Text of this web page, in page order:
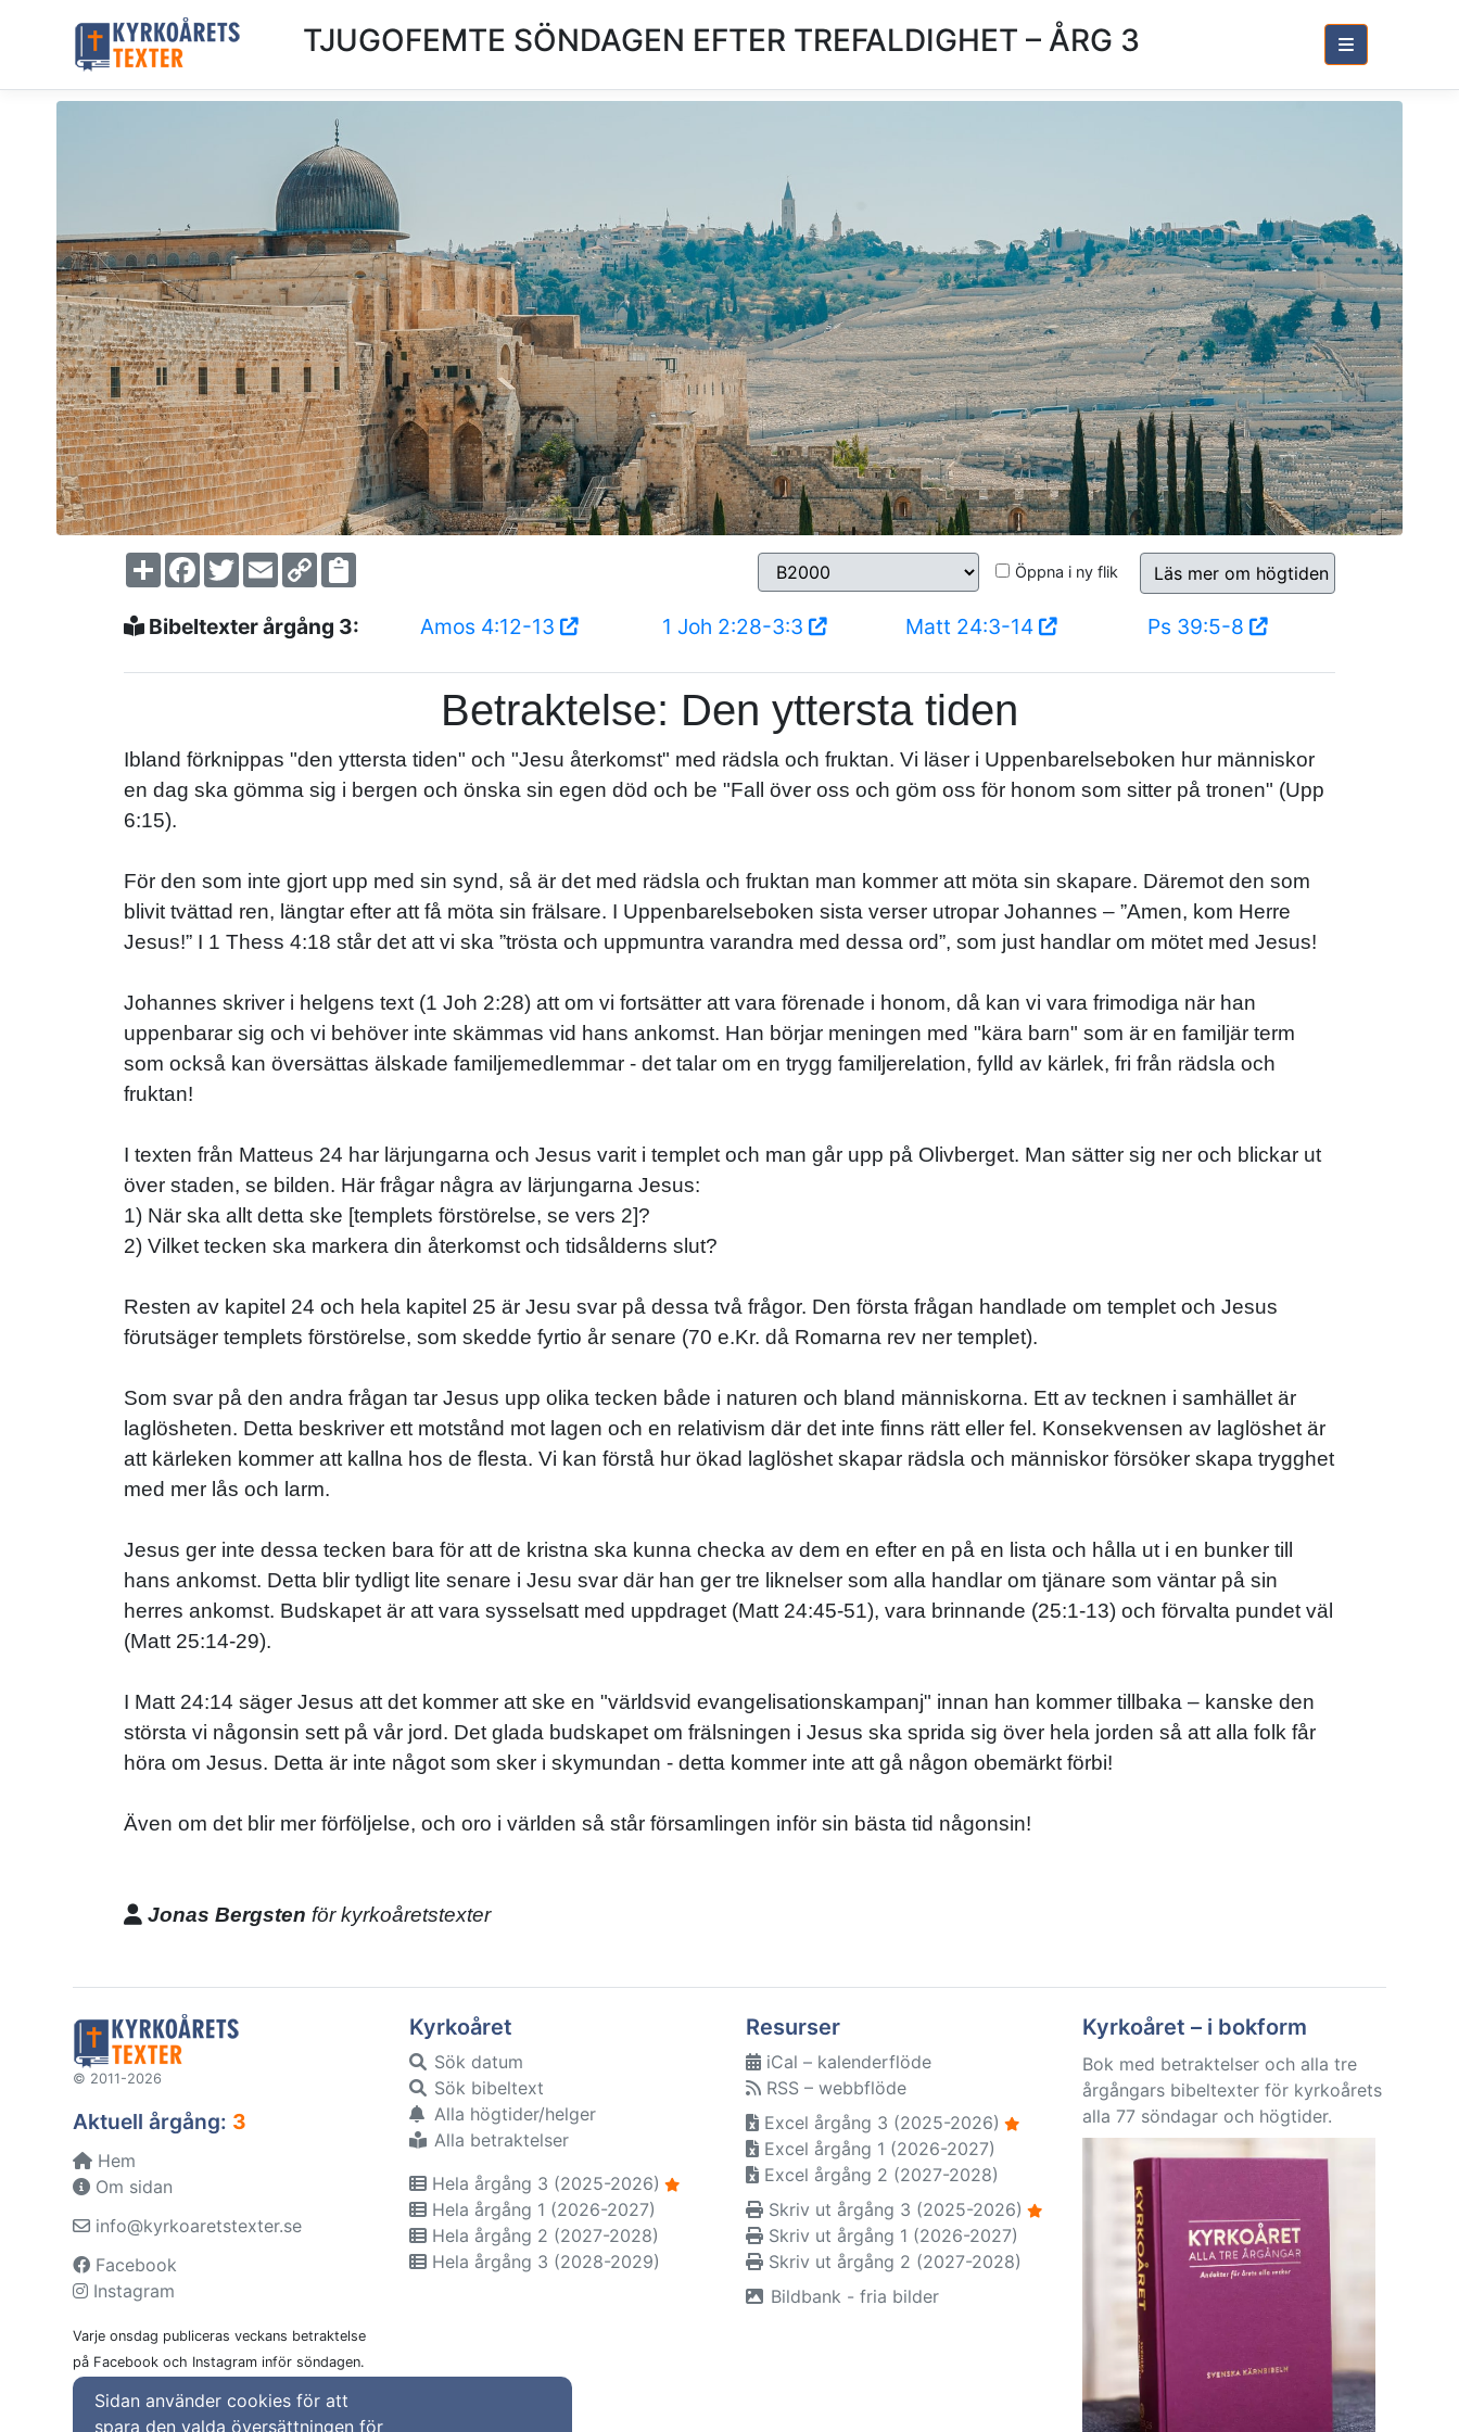
TJUGOFEMTE SÖNDAGEN EFTER TREFALDIGHET – ÅRG 3
ShareFacebook
TwitterEmailCopy
Link Öppna i ny flik Läs mer om högtiden
Bibeltexter årgång 3: Amos 4:12-13 1 Joh 2:28-3:3 Matt 24:3-14 Ps 39:5-8
Betraktelse: Den yttersta tiden
Ibland förknippas "den yttersta tiden" och "Jesu återkomst" med rädsla och fruktan. Vi läser i Uppenbarelseboken hur människor
en dag ska gömma sig i bergen och önska sin egen död och be "Fall över oss och göm oss för honom som sitter på tronen" (Upp
6:15).
För den som inte gjort upp med sin synd, så är det med rädsla och fruktan man kommer att möta sin skapare. Däremot den som
blivit tvättad ren, längtar efter att få möta sin frälsare. I Uppenbarelseboken sista verser utropar Johannes – ”Amen, kom Herre
Jesus!” I 1 Thess 4:18 står det att vi ska ”trösta och uppmuntra varandra med dessa ord”, som just handlar om mötet med Jesus!
Johannes skriver i helgens text (1 Joh 2:28) att om vi fortsätter att vara förenade i honom, då kan vi vara frimodiga när han
uppenbarar sig och vi behöver inte skämmas vid hans ankomst. Han börjar meningen med "kära barn" som är en familjär term
som också kan översättas älskade familjemedlemmar - det talar om en trygg familjerelation, fylld av kärlek, fri från rädsla och
fruktan!
I texten från Matteus 24 har lärjungarna och Jesus varit i templet och man går upp på Olivberget. Man sätter sig ner och blickar ut
över staden, se bilden. Här frågar några av lärjungarna Jesus:
1) När ska allt detta ske [templets förstörelse, se vers 2]?
2) Vilket tecken ska markera din återkomst och tidsålderns slut?
Resten av kapitel 24 och hela kapitel 25 är Jesu svar på dessa två frågor. Den första frågan handlade om templet och Jesus
förutsäger templets förstörelse, som skedde fyrtio år senare (70 e.Kr. då Romarna rev ner templet).
Som svar på den andra frågan tar Jesus upp olika tecken både i naturen och bland människorna. Ett av tecknen i samhället är
laglösheten. Detta beskriver ett motstånd mot lagen och en relativism där det inte finns rätt eller fel. Konsekvensen av laglöshet är
att kärleken kommer att kallna hos de flesta. Vi kan förstå hur ökad laglöshet skapar rädsla och människor försöker skapa trygghet
med mer lås och larm.
Jesus ger inte dessa tecken bara för att de kristna ska kunna checka av dem en efter en på en lista och hålla ut i en bunker till
hans ankomst. Detta blir tydligt lite senare i Jesu svar där han ger tre liknelser som alla handlar om tjänare som väntar på sin
herres ankomst. Budskapet är att vara sysselsatt med uppdraget (Matt 24:45-51), vara brinnande (25:1-13) och förvalta pundet väl
(Matt 25:14-29).
I Matt 24:14 säger Jesus att det kommer att ske en "världsvid evangelisationskampanj" innan han kommer tillbaka – kanske den
största vi någonsin sett på vår jord. Det glada budskapet om frälsningen i Jesus ska sprida sig över hela jorden så att alla folk får
höra om Jesus. Detta är inte något som sker i skymundan - detta kommer inte att gå någon obemärkt förbi!
Även om det blir mer förföljelse, och oro i världen så står församlingen inför sin bästa tid någonsin!
Jonas Bergsten för kyrkoåretstexter
© 2011-2026
Aktuell årgång: 3
Hem
Om sidan
info@kyrkoaretstexter.se
Facebook
Instagram
Varje onsdag publiceras veckans betraktelse
på Facebook och Instagram inför söndagen.
Kyrkoåret
Sök datum
Sök bibeltext
Alla högtider/helger
Alla betraktelser
Hela årgång 3 (2025-2026)
Hela årgång 1 (2026-2027)
Hela årgång 2 (2027-2028)
Hela årgång 3 (2028-2029)
Resurser
iCal – kalenderflöde
RSS – webbflöde
Excel årgång 3 (2025-2026)
Excel årgång 1 (2026-2027)
Excel årgång 2 (2027-2028)
Skriv ut årgång 3 (2025-2026)
Skriv ut årgång 1 (2026-2027)
Skriv ut årgång 2 (2027-2028)
Bildbank - fria bilder
Kyrkoåret – i bokform
Bok med betraktelser och alla tre
årgångars bibeltexter för kyrkoårets
alla 77 söndagar och högtider.
Sidan använder cookies för att
spara den valda översättningen för